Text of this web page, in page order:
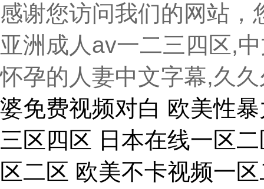
感谢您访问我们的网站，
亚洲成人av一二三四区,
怀孕的人妻中文字幕,久